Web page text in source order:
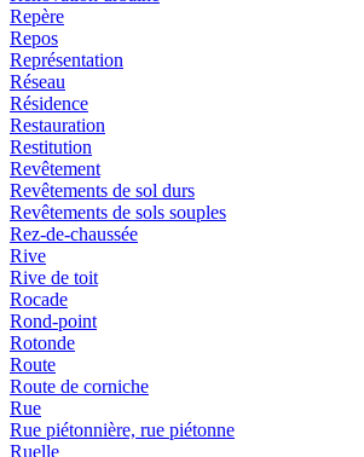
Repère
Repos
Représentation
Réseau
Résidence
Restauration
Restitution
Revêtement
Revêtements de sol durs
Revêtements de sols souples
Rez-de-chaussée
Rive
Rive de toit
Rocade
Rond-point
Rotonde
Route
Route de corniche
Rue
Rue piétonnière, rue piétonne
Ruelle